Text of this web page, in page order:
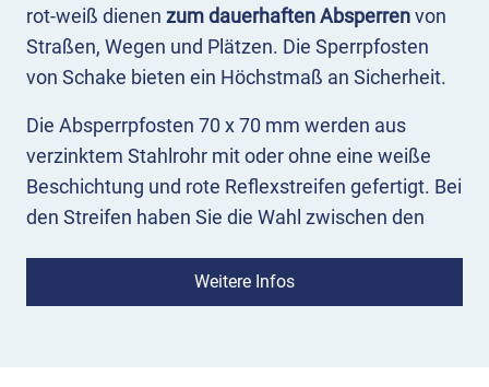
rot-weiß dienen zum dauerhaften Absperrenvon
Straßen, Wegen und Plätzen. Die Sperrpfosten
von Schake bieten ein Höchstmaß an Sicherheit.
Die Absperrpfosten 70 x 70 mm werden aus
verzinktem Stahlrohr mit oder ohne eine weiße
Beschichtung und rote Reflexstreifen gefertigt. Bei
den Streifen haben Sie die Wahl zwischen den
zum Einbetonieren mit Erdanker oder zum
Aufdübeln mit einer Bodenplatte 100 x 150 mm
Weitere Infos